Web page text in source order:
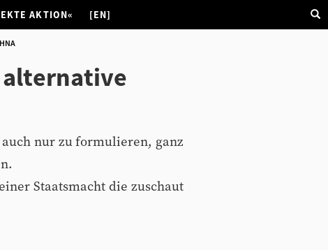
AKTION« [EN]
alternative
nur zu formulieren, ganz
Staatsmacht die zuschaut